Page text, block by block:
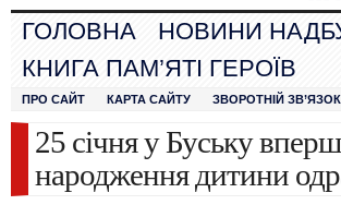
ГОЛОВНА НОВИНИ
КНИГА ПАМ’ЯТІ ГЕРОЇВ
ПРО САЙТ КАРТА САЙТУ ЗВОРОТНІЙ ЗВ’ЯЗОК
25 січня у Буську
народження дитини